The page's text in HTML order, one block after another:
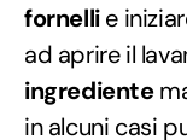
fornellie
ad aprire il
ingrediente
in alcuni casi